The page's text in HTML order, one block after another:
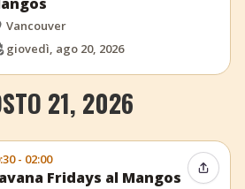
Vancouver
giovedì, ago 20, 2026
21, 2026
- 02:00
Fridays al Mangos